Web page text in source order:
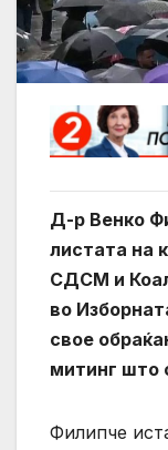
Д-р Венко
листата на
СДСМ и
во
свое
митинг што
Филипче